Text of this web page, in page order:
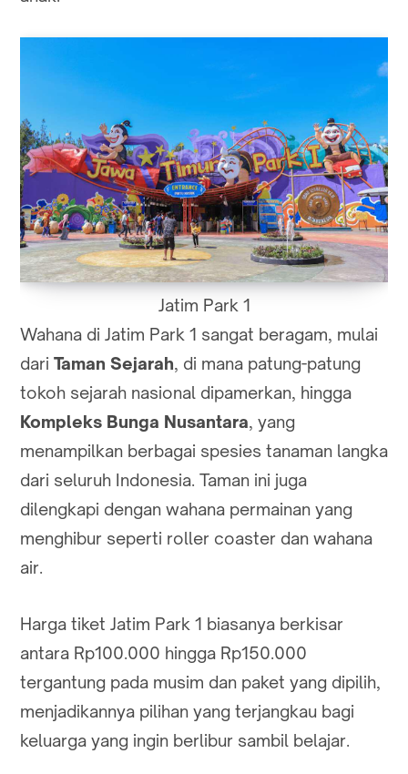
Jatim Park 1
Wahana di Jatim Park 1 sangat beragam, mulai
dari Taman Sejarah, di mana patung-patung
tokoh sejarah nasional dipamerkan, hingga
Kompleks Bunga Nusantara, yang
menampilkan berbagai spesies tanaman langka
dari seluruh Indonesia. Taman ini juga
dilengkapi dengan wahana permainan yang
menghibur seperti roller coaster dan wahana
air.
Harga tiket Jatim Park 1 biasanya berkisar
antara Rp100.000 hingga Rp150.000
tergantung pada musim dan paket yang dipilih,
menjadikannya pilihan yang terjangkau bagi
keluarga yang ingin berlibur sambil belajar.